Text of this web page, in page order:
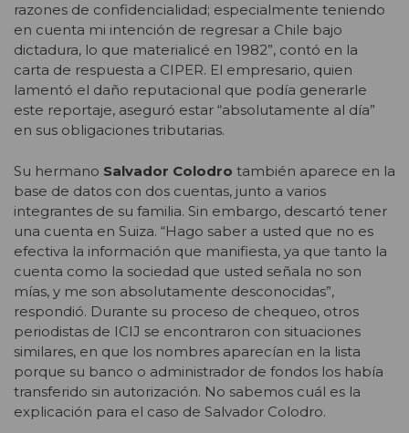
razones de confidencialidad; especialmente teniendo
en cuenta mi intención de regresar a Chile bajo
dictadura, lo que materialicé en 1982”, contó en la
carta de respuesta a CIPER. El empresario, quien
lamentó el daño reputacional que podía generarle
este reportaje, aseguró estar “absolutamente al día”
en sus obligaciones tributarias.
Su hermano Salvador Colodro también aparece en la
base de datos con dos cuentas, junto a varios
integrantes de su familia. Sin embargo, descartó tener
una cuenta en Suiza. “Hago saber a usted que no es
efectiva la información que manifiesta, ya que tanto la
cuenta como la sociedad que usted señala no son
mías, y me son absolutamente desconocidas”,
respondió. Durante su proceso de chequeo, otros
periodistas de ICIJ se encontraron con situaciones
similares, en que los nombres aparecían en la lista
porque su banco o administrador de fondos los había
transferido sin autorización. No sabemos cuál es la
explicación para el caso de Salvador Colodro.